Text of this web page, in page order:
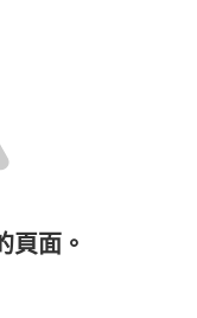
頁面。